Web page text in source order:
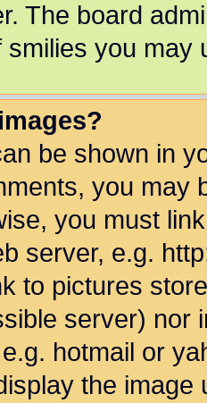
The board
smilies you may
be shown in
you may
you must
server, e.g.
to pictures
server) nor
hotmail or
the